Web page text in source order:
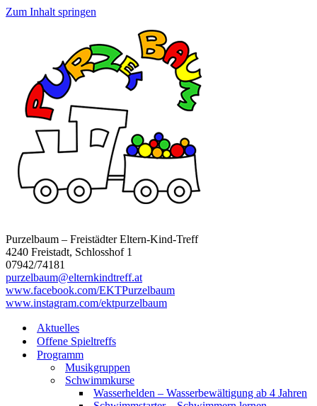
Zum Inhalt springen
Purzelbaum – Freistädter Eltern-Kind-Treff
4240 Freistadt, Schlosshof 1
07942/74181
purzelbaum@elternkindtreff.at
www.facebook.com/EKTPurzelbaum
www.instagram.com/ektpurzelbaum
Aktuelles
Offene Spieltreffs
Programm
Musikgruppen
Schwimmkurse
Wasserhelden – Wasserbewältigung ab 4 Jahren